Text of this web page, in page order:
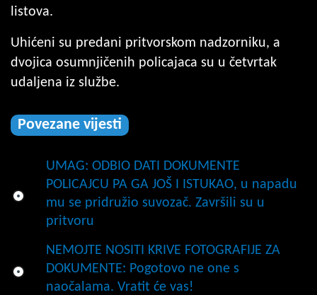
listova.
Uhićeni su predani pritvorskom nadzorniku, a
dvojica osumnjičenih policajaca su u četvrtak
udaljena iz službe.
Povezane vijesti
UMAG: ODBIO DATI DOKUMENTE
POLICAJCU PA GA JOŠ I ISTUKAO, u napadu
mu se pridružio suvozač. Završili su u
pritvoru
NEMOJTE NOSITI KRIVE FOTOGRAFIJE ZA
DOKUMENTE: Pogotovo ne one s
naočalama. Vratit će vas!